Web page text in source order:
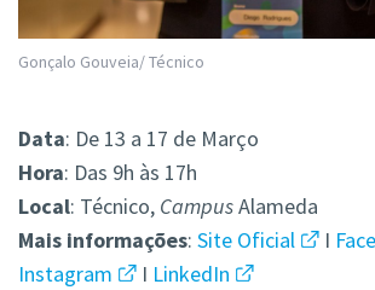
Gonçalo Gouveia/ Técnico
Data: De 13 a 17 de Março
Hora: Das 9h às 17h
Local: Técnico, CampusAlameda
Mais informações: Site Oficial I
Instagram
I LinkedIn